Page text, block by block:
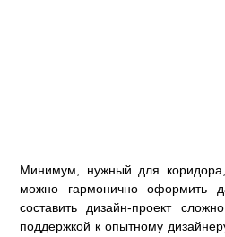
Минимум, нужный для
можно гармонично оформить
составить дизайн-проект
поддержкой к опытному